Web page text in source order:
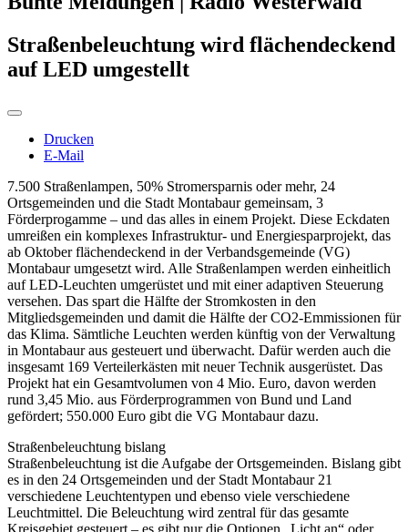
Straßenbeleuchtung wird flächendeckend
auf LED umgestellt
Drucken
E-Mail
7.500 Straßenlampen, 50% Stromersparnis oder mehr, 24
Ortsgemeinden und die Stadt Montabaur gemeinsam, 3
Förderprogamme – und das alles in einem Projekt. Diese Eckdaten
umreißen ein komplexes Infrastruktur- und Energiesparprojekt, das
ab Oktober flächendeckend in der Verbandsgemeinde (VG)
Montabaur umgesetzt wird. Alle Straßenlampen werden einheitlich
auf LED-Leuchten umgerüstet und mit einer adaptiven Steuerung
versehen. Das spart die Hälfte der Stromkosten in den
Mitgliedsgemeinden und damit die Hälfte der CO2-Emmissionen für
das Klima. Sämtliche Leuchten werden künftig von der Verwaltung
in Montabaur aus gesteuert und überwacht. Dafür werden auch die
insgesamt 169 Verteilerkästen mit neuer Technik ausgerüstet. Das
Projekt hat ein Gesamtvolumen von 4 Mio. Euro, davon werden
rund 3,45 Mio. aus Förderprogrammen von Bund und Land
gefördert; 550.000 Euro gibt die VG Montabaur dazu.
Straßenbeleuchtung bislang
Straßenbeleuchtung ist die Aufgabe der Ortsgemeinden. Bislang gibt
es in den 24 Ortsgemeinden und der Stadt Montabaur 21
verschiedene Leuchtentypen und ebenso viele verschiedene
Leuchtmittel. Die Beleuchtung wird zentral für das gesamte
Kreisgebiet gesteuert – es gibt nur die Optionen „Licht an“ oder